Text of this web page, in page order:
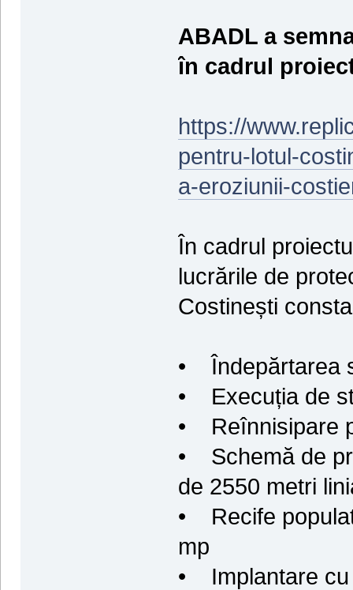
ABADL a
în cadrul
https://
pentru-lotul-
a-eroziunii-
În cadrul
lucrările de
Costinești
• Îndepărtarea
• Execuția de
• Reînnisipare
• Schemă de
de 2550 metri
• Recife
mp
• Implantare cu